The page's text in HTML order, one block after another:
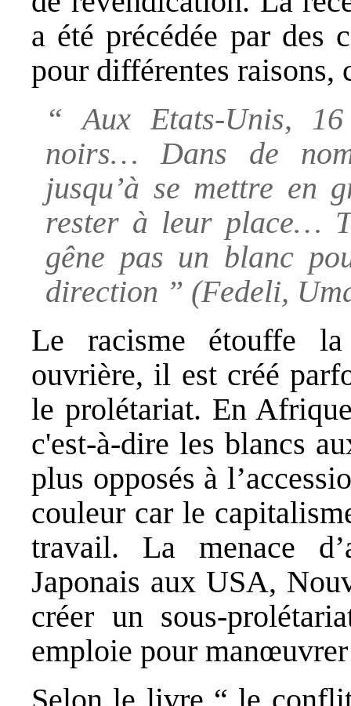
a été précédée par des
pour différentes raisons,
“ Aux Etats-Unis,
noirs… Dans de
jusqu’à se mettre en
rester à leur place…
gêne pas un blanc
direction ” (Fedeli,
Le racisme étouffe
ouvrière, il est créé
le prolétariat. En
c'est-à-dire les blancs
plus opposés à
couleur car le
travail. La menace
Japonais aux USA,
créer un sous-
emploie pour